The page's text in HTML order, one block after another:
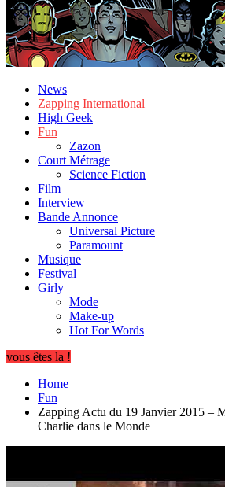
News
Zapping International
High Geek
Fun
Zazon
Court Métrage
Science Fiction
Film
Interview
Bande Annonce
Universal Picture
Paramount
Musique
Festival
Girly
Mode
Make-up
Hot For Words
vous êtes la !
Home
Fun
Zapping Actu du 19 Janvier 2015 –
Charlie dans le Monde